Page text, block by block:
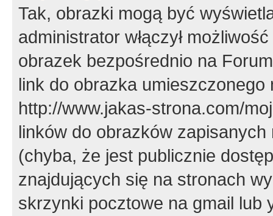
Tak, obrazki mogą być
administrator włączył
obrazek bezpośrednio na
link do obrazka
http://www.jakas-strona.com/
linków do obrazków
(chyba, że jest publicznie
znajdujących się na stronach
skrzynki pocztowe na gmail lub